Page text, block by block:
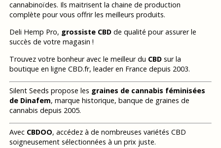
cannabinoïdes. Ils maitrisent la chaine de production
complète pour vous offrir les meilleurs produits.
Deli Hemp Pro, grossiste CBDde qualité pour assurer le
succès de votre magasin !
Trouvez votre bonheur avec le meilleur du CBDsur la
boutique en ligne CBD.fr, leader en France depuis 2003.
Silent Seeds propose les graines de cannabis féminisées
de Dinafem, marque historique, banque de graines de
cannabis depuis 2005.
Avec CBDOO, accédez à de nombreuses variétés CBD
soigneusement sélectionnées à un prix juste.